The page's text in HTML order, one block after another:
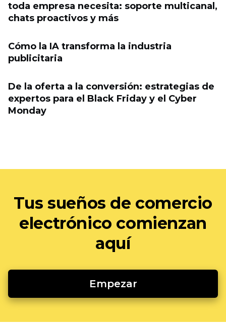
toda empresa necesita: soporte multicanal,
chats proactivos y más
Cómo la IA transforma la industria
publicitaria
De la oferta a la conversión: estrategias de
expertos para el Black Friday y el Cyber ​​
Monday
Tus sueños de comercio
electrónico comienzan
aquí
Empezar